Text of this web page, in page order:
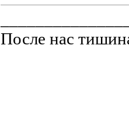
После нас